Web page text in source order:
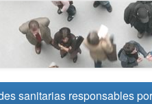
sanitarias responsables